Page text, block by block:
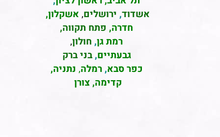
אשדוד, ירושלים, אשקלון,
חדרה, פתח תקווה,
רמת גן, חולון,
גבעתיים,בני ברק
כפר סבא,רמלה, נתניה,
קדימה, צורן